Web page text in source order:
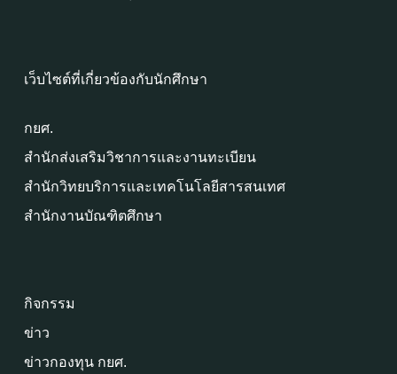
เว็บไซต์ที่เกี่ยวข้องกับนักศึกษา
กยศ.
สำนักส่งเสริมวิชาการและงานทะเบียน
สำนักวิทยบริการและเทคโนโลยีสารสนเทศ
สำนักงานบัณฑิตศึกษา
กิจกรรม
ข่าว
ข่าวกองทุน กยศ.